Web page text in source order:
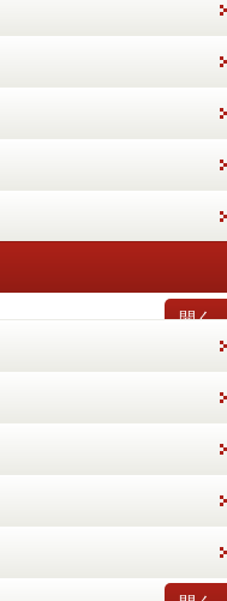
開く